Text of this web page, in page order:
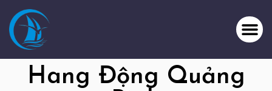
Hang Động Quảng